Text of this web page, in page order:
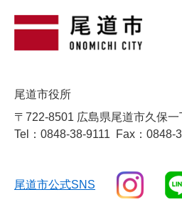
尾道市役所
〒722-8501 広島県尾道市久保一
Tel：0848-38-9111
Fax：0848-
尾道市公式SNS